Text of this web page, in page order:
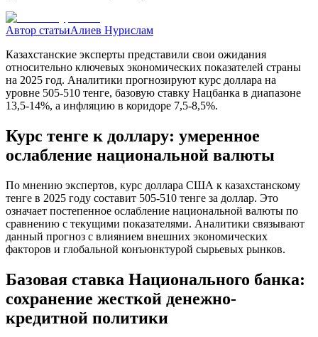
Автор статьиАлиев Нурислам
Казахстанские эксперты представили свои ожидания
относительно ключевых экономических показателей страны
на 2025 год. Аналитики прогнозируют курс доллара на
уровне 505-510 тенге, базовую ставку Нацбанка в диапазоне
13,5-14%, а инфляцию в коридоре 7,5-8,5%.
Курс тенге к доллару: умеренное
ослабление национальной валюты
По мнению экспертов, курс доллара США к казахстанскому
тенге в 2025 году составит 505-510 тенге за доллар. Это
означает постепенное ослабление национальной валюты по
сравнению с текущими показателями. Аналитики связывают
данный прогноз с влиянием внешних экономических
факторов и глобальной конъюнктурой сырьевых рынков.
Базовая ставка Национального банка:
сохранение жесткой денежно-
кредитной политики